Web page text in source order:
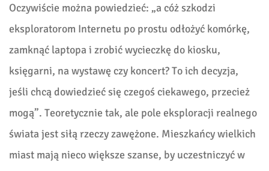
Oczywiście można powiedzieć: „a cóż szkodzi
eksploratorom Internetu po prostu odłożyć komórkę,
zamknąć laptopa i zrobić wycieczkę do kiosku,
księgarni, na wystawę czy koncert? To ich decyzja,
jeśli chcą dowiedzieć się czegoś ciekawego, przecież
mogą”. Teoretycznie tak, ale pole eksploracji realnego
świata jest siłą rzeczy zawężone. Mieszkańcy wielkich
miast mają nieco większe szanse, by uczestniczyć w